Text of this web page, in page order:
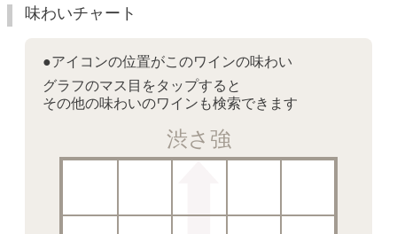
味わいチャート
●アイコンの位置がこのワインの味わい
グラフのマス目をタップすると
その他の味わいのワインも検索できます
渋さ強